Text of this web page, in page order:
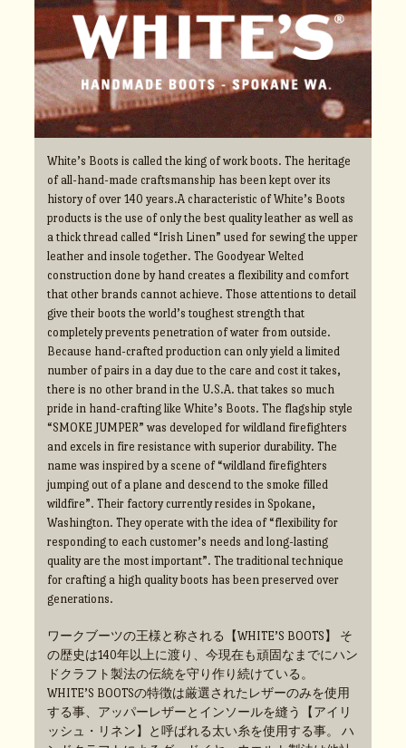
White’s Boots is called the king of work boots. The heritage
of all-hand-made craftsmanship has been kept over its
history of over 140 years.A characteristic of White’s Boots
products is the use of only the best quality leather as well as
a thick thread called “Irish Linen” used for sewing the upper
leather and insole together. The Goodyear Welted
construction done by hand creates a flexibility and comfort
that other brands cannot achieve. Those attentions to detail
give their boots the world’s toughest strength that
completely prevents penetration of water from outside.
Because hand-crafted production can only yield a limited
number of pairs in a day due to the care and cost it takes,
there is no other brand in the U.S.A. that takes so much
pride in hand-crafting like White’s Boots. The flagship style
“SMOKE JUMPER” was developed for wildland firefighters
and excels in fire resistance with superior durability. The
name was inspired by a scene of “wildland firefighters
jumping out of a plane and descend to the smoke filled
wildfire”. Their factory currently resides in Spokane,
Washington. They operate with the idea of “flexibility for
responding to each customer’s needs and long-lasting
quality are the most important”. The traditional technique
for crafting a high quality boots has been preserved over
generations.
ワークブーツの王様と称される【WHITE’S BOOTS】 そ
の歴史は140年以上に渡り、今現在も頑固なまでにハン
ドクラフト製法の伝統を守り作り続けている。
WHITE’S BOOTSの特徴は厳選されたレザーのみを使用
する事、アッパーレザーとインソールを縫う【アイリ
ッシュ・リネン】と呼ばれる太い糸を使用する事。 ハ